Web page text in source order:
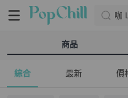
咖
商品
綜合 最新 價